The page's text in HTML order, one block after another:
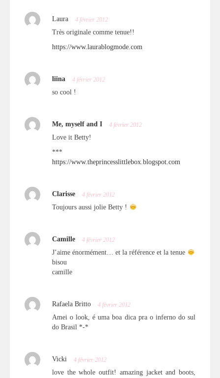
Laura 4 février 2012
Très originale comme tenue!!
https://www.laurablogmode.com
liina 4 février 2012
so cool !
Me, myself and I 4 février 2012
Love it Betty!
***
https://www.theprincesslittlebox.blogspot.com
Clarisse 4 février 2012
Toujours aussi jolie Betty !
Camille 4 février 2012
J’aime énormément… et la référence et la tenue
bisou
camille
Rafaela Britto 4 février 2012
Amei o look, é uma boa dica pra o inferno do sul
do Brasil *-*
Vicki 4 février 2012
love the whole outfit! amazing jacket and boots,